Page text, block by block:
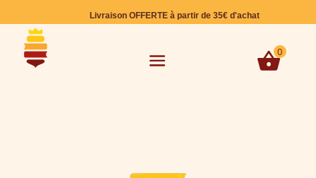
Livraison OFFERTE à partir de 35€ d'achat
0